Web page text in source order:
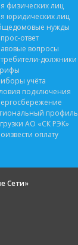
физических лиц
юридических лиц
нужды
ответ
вопросы
должники
учёта
подключения
профиль
АО «СК РЭК»
оплату
Сети»